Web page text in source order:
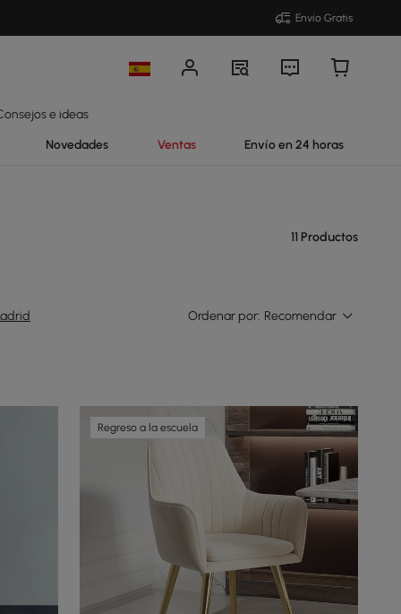
Envío Gratis
e ideas
Novedades Ventas Envío en 24 horas
11 Productos
Ordenar por: Recomendar
Regreso a la escuela